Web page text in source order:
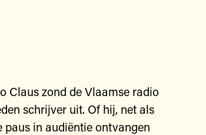
Claus zond de Vlaamse radio
schrijver uit. Of hij, net als
in audiëntie ontvangen